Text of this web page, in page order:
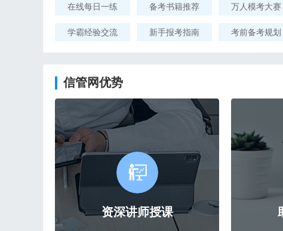
在线每日一练 备考书籍推荐 万人模考大赛
学霸经验交流 新手报考指南 考前备考规划
信管网优势
资深讲师授课